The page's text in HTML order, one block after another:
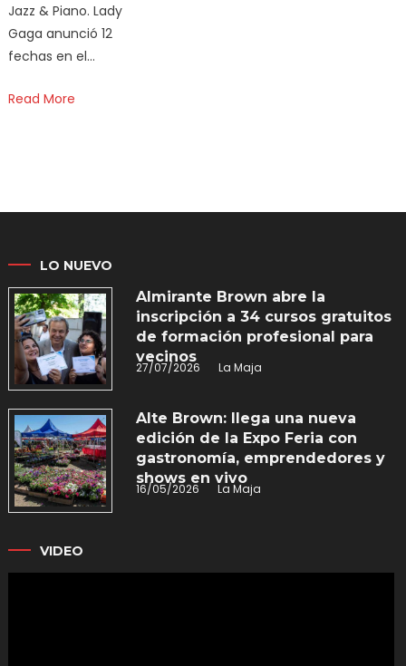
Jazz & Piano. Lady
Gaga anunció 12
fechas en el…
Read More
LO NUEVO
Almirante Brown abre la
inscripción a 34 cursos gratuitos
de formación profesional para
vecinos
27/07/2026 La Maja
Alte Brown: llega una nueva
edición de la Expo Feria con
gastronomía, emprendedores y
shows en vivo
16/05/2026 La Maja
VIDEO